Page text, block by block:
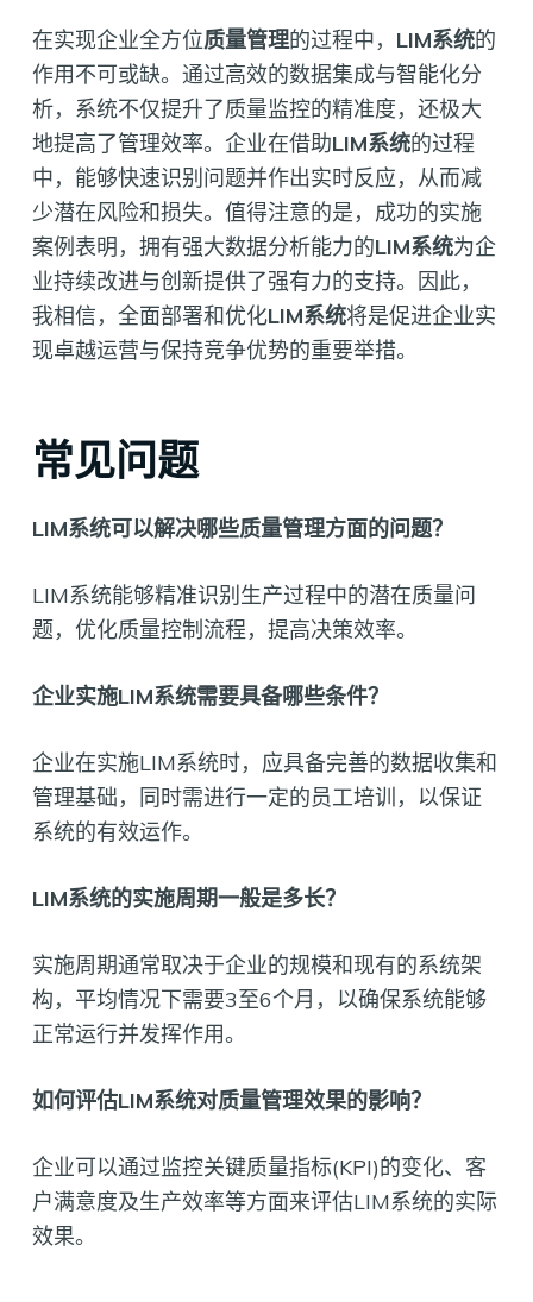
在实现企业全方位质量管理的过程中， LIM系统的
作用不可或缺。通过高效的数据集成与智能化分
析，系统不仅提升了质量监控的精准度，还极大
地提高了管理效率。企业在借助LIM系统的过程
中，能够快速识别问题并作出实时反应，从而减
少潜在风险和损失。值得注意的是，成功的实施
案例表明，拥有强大数据分析能力的LIM系统为企
业持续改进与创新提供了强有力的支持。因此，
我相信，全面部署和优化LIM系统将是促进企业实
现卓越运营与保持竞争优势的重要举措。
常见问题
LIM系统可以解决哪些质量管理方面的问题？
LIM系统能够精准识别生产过程中的潜在质量问
题，优化质量控制流程，提高决策效率。
企业实施LIM系统需要具备哪些条件？
企业在实施LIM系统时，应具备完善的数据收集和
管理基础，同时需进行一定的员工培训，以保证
系统的有效运作。
LIM系统的实施周期一般是多长？
实施周期通常取决于企业的规模和现有的系统架
构，平均情况下需要3至6个月，以确保系统能够
正常运行并发挥作用。
如何评估LIM系统对质量管理效果的影响？
企业可以通过监控关键质量指标(KPI)的变化、客
户满意度及生产效率等方面来评估LIM系统的实际
效果。